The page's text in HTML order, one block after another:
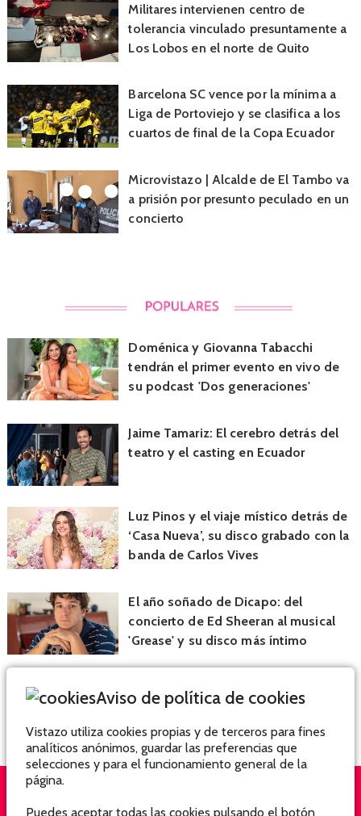
Militares intervienen centro de
tolerancia vinculado presuntamente a
Los Lobos en el norte de Quito
Barcelona SC vence por la mínima a
Liga de Portoviejo y se clasifica a los
cuartos de final de la Copa Ecuador
Microvistazo | Alcalde de El Tambo va
a prisión por presunto peculado en un
concierto
Doménica y Giovanna Tabacchi
tendrán el primer evento en vivo de
su podcast 'Dos generaciones'
Jaime Tamariz: El cerebro detrás del
teatro y el casting en Ecuador
Luz Pinos y el viaje místico detrás de
‘Casa Nueva’, su disco grabado con la
banda de Carlos Vives
El año soñado de Dicapo: del
concierto de Ed Sheeran al musical
'Grease' y su disco más íntimo
Aviso de política de cookies
Vistazo utiliza cookies propias y de terceros para fines
analíticos anónimos, guardar las preferencias que
selecciones y para el funcionamiento general de la
página.
Puedes aceptar todas las cookies pulsando el botón